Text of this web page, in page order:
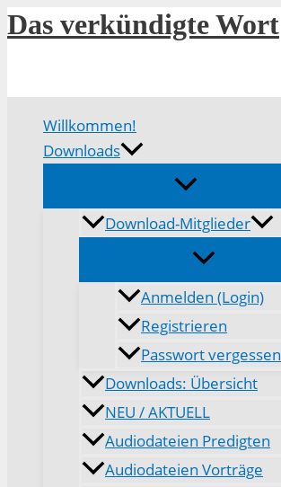
Zum
Inhalt
Das verkündigte Wort
Willkommen!
Downloads
Download-Mitglieder
Anmelden (Login)
Registrieren
Passwort vergessen
Downloads: Übersicht
NEU / AKTUELL
Audiodateien Predigten
Audiodateien Vorträge